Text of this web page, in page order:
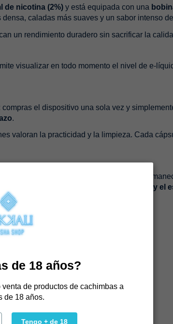
de nicotina (2%) y está equipada con una
caladas más suaves y un sabor intenso
un rendimiento duradero sin sacrificar la
visualizar en todo momento el nivel de e-
el dispositivo una sola vez y
.
valoran la practicidad y la limpieza. Cada
ofrecen aromas agradables que
puede ayudar a reducir la ansiedad y el
ni olores persistentes.
de 18 años?
de productos de cachimbas a
de 18 años.
Tengo + de 18